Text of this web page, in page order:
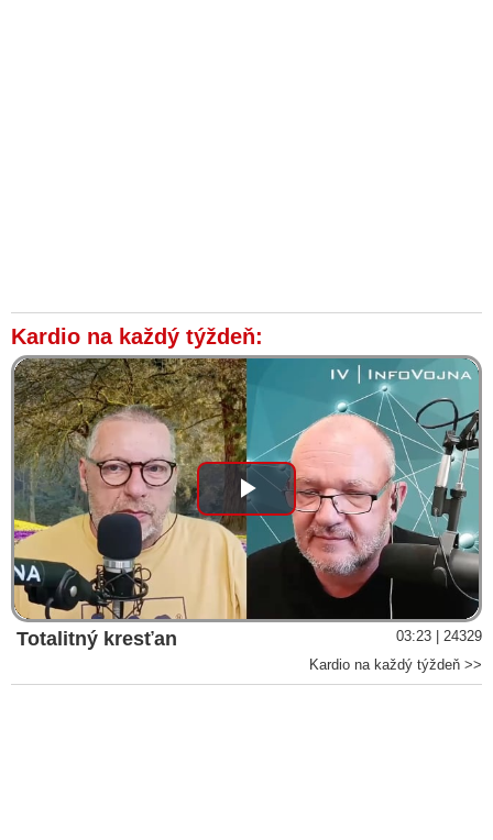
Kardio na každý týždeň:
Play
Video
Totalitný kresťan
03:23 | 24329
Kardio na každý týždeň >>